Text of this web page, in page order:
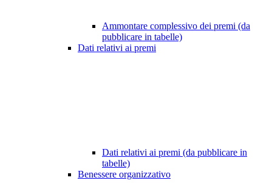
Ammontare complessivo dei premi (da
pubblicare in tabelle)
Dati relativi ai premi
Dati relativi ai premi (da pubblicare in
tabelle)
Benessere organizzativo